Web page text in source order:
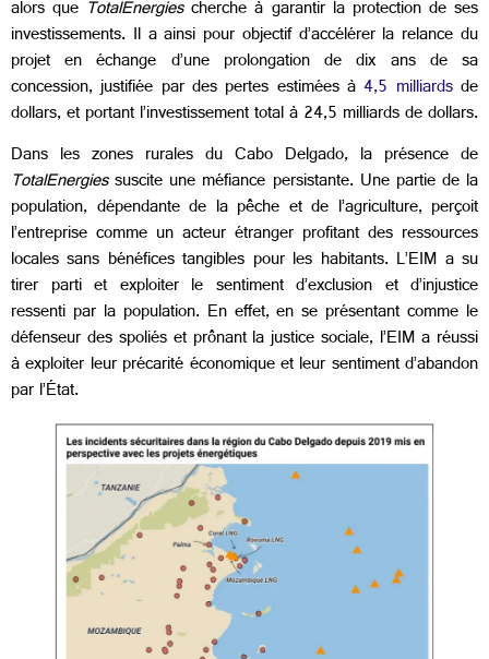
alors que TotalEnergiescherche à garantir la protection de ses
investissements. Il a ainsi pour objectif d’accélérer la relance du
projet en échange d’une prolongation de dix ans de sa
concession, justifiée par des pertes estimées à4,5 milliardsde
dollars, et portant l’investissement total à 24,5 milliards de dollars.
Dans les zones rurales du Cabo Delgado, la présence de
TotalEnergiessuscite une méfiance persistante. Une partie de la
population, dépendante de la pêche et de l’agriculture, perçoit
l’entreprise comme un acteur étranger profitant des ressources
locales sans bénéfices tangibles pour les habitants. L’EIM a su
tirer parti et exploiter le sentiment d’exclusion et d’injustice
ressenti par la population. En effet, en se présentant comme le
défenseur des spoliés et prônant la justice sociale, l’EIM a réussi
à exploiter leur précarité économique et leur sentiment d’abandon
par l’État.